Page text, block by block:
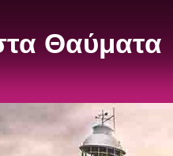
Θαύματα